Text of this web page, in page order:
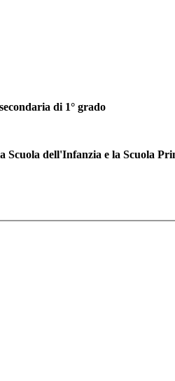
di 1° grado
Scuola dell'Infanzia e la Scuola